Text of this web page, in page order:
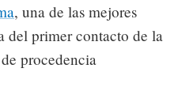
, una de las mejores
del primer contacto de la
procedencia